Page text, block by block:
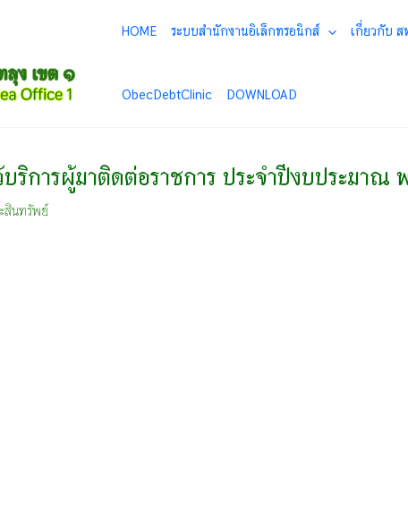
HOME ระบบสำนักงานอิเล็กทรอนิกส์ เกี่ยวกับ ส
ObecDebtClinic DOWNLOAD
ริการผู้มาติดต่อราชการ ประจำปีงบประมาณ
สินทรัพย์